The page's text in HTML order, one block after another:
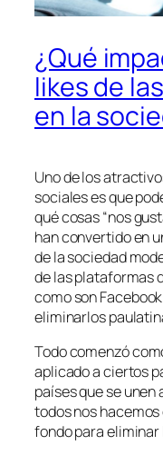
¿Qué
likes de
en la
Uno de los
sociales es que
qué cosas “nos
han convertido en
de la sociedad
de las plataformas
como son
eliminarlos
Todo comenzó
aplicado a ciertos
países que se
todos nos
fondo para eliminar